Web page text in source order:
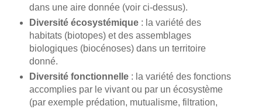
dans une aire donnée (voir ci-dessus).
Diversité écosystémique: la variété des
habitats (biotopes) et des assemblages
biologiques (biocénoses) dans un territoire
donné.
Diversité fonctionnelle: la variété des fonctions
accomplies par le vivant ou par un écosystème
(par exemple prédation, mutualisme, filtration,